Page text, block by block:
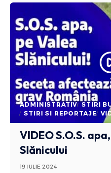
ADMINISTRATIV STIRI
STIRI SI REPORTAJE
VIDEO S.O.S.
Slănicului
19 IULIE 2024